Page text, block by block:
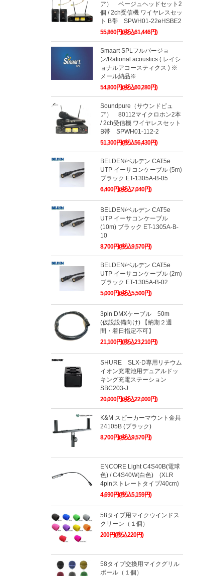
ア） ベージュヘッドセット2
個 / 2ch受信機 ワイヤレスセッ
ト B帯 SPWH01-22eHSBE2
55,860円(税込61,446円)
Smaart SPLフルバージョ
ン/Rational acoustics ( レイシ
ョナルアコースティクス ) ※
メール納品※
54,800円(税込60,280円)
Soundpure（サウンドピュ
ア） 80112マイクロホン2本
/ 2ch受信機 ワイヤレスセット
B帯 SPWH01-112-2
51,300円(税込56,430円)
BELDEN/ベルデン CAT5e
UTP イーサコンケーブル (5m)
ブラック ET-1305A-B-05
6,400円(税込7,040円)
BELDEN/ベルデン CAT5e
UTP イーサコンケーブル
(10m) ブラック ET-1305A-B-
10
8,700円(税込9,570円)
BELDEN/ベルデン CAT5e
UTP イーサコンケーブル (2m)
ブラック ET-1305A-B-02
5,000円(税込5,500円)
3pin DMXケーブル 50m
(仮設設備向け) 【納期２週
間・着日指定不可】
21,100円(税込23,210円)
SHURE SLX-D専用リチウム
イオン充電池用デュアルドッ
キング充電ステーション
SBC203-J
20,000円(税込22,000円)
K&M スピーカーマウント金具
24105B (ブラック)
8,700円(税込9,570円)
ENCORE Light C4S40B(電球
色) / C4S40W(白色) (XLR
4pinストレートタイプ/40cm)
4,690円(税込5,159円)
58タイプ用マイクウインドス
クリーン（１個）
200円(税込220円)
58タイプ交換用マイクグリル
ボール（１個）